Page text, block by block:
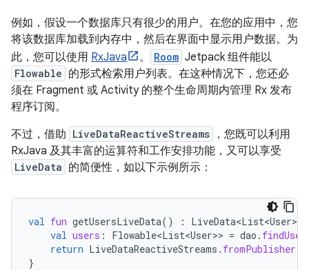
例如，假设一个数据库只有很少的用户。在您的应用中，您
将该数据库加载到内存中，然后在界面中显示用户数据。为
此，您可以使用 RxJava 。 Room Jetpack 组件能以
Flowable 的形式检索用户列表。在这种情况下，您还必
须在 Fragment 或 Activity 的整个生命周期内管理 Rx 发布
程序订阅。
不过，借助 LiveDataReactiveStreams
，您既可以利用
RxJava 及其丰富的运算符和工作安排功能，又可以享受
LiveData 的简便性，如以下示例所示：
val fun getUsersLiveData() : LiveData<List<User>
val users : Flowable<List<User>> = dao .
return LiveDataReactiveStreams . fromPublisher
}